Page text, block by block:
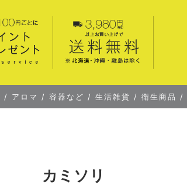
/ アロマ / 容器など / 生活雑貨 / 衛生商品 /
カミソリ